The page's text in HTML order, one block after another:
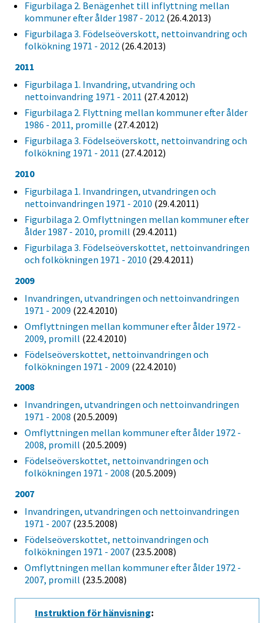
Figurbilaga 2. Benägenhet till inflyttning mellan
kommuner efter ålder 1987 - 2012 (26.4.2013)
Figurbilaga 3. Födelseöverskott, nettoinvandring och
folkökning 1971 - 2012 (26.4.2013)
2011
Figurbilaga 1. Invandring, utvandring och
nettoinvandring 1971 - 2011 (27.4.2012)
Figurbilaga 2. Flyttning mellan kommuner efter ålder
1986 - 2011, promille (27.4.2012)
Figurbilaga 3. Födelseöverskott, nettoinvandring och
folkökning 1971 - 2011 (27.4.2012)
2010
Figurbilaga 1. Invandringen, utvandringen och
nettoinvandringen 1971 - 2010 (29.4.2011)
Figurbilaga 2. Omflyttningen mellan kommuner efter
ålder 1987 - 2010, promill (29.4.2011)
Figurbilaga 3. Födelseöverskottet, nettoinvandringen
och folkökningen 1971 - 2010 (29.4.2011)
2009
Invandringen, utvandringen och nettoinvandringen
1971 - 2009 (22.4.2010)
Omflyttningen mellan kommuner efter ålder 1972 -
2009, promill (22.4.2010)
Födelseöverskottet, nettoinvandringen och
folkökningen 1971 - 2009 (22.4.2010)
2008
Invandringen, utvandringen och nettoinvandringen
1971 - 2008 (20.5.2009)
Omflyttningen mellan kommuner efter ålder 1972 -
2008, promill (20.5.2009)
Födelseöverskottet, nettoinvandringen och
folkökningen 1971 - 2008 (20.5.2009)
2007
Invandringen, utvandringen och nettoinvandringen
1971 - 2007 (23.5.2008)
Födelseöverskottet, nettoinvandringen och
folkökningen 1971 - 2007 (23.5.2008)
Omflyttningen mellan kommuner efter ålder 1972 -
2007, promill (23.5.2008)
Instruktion för hänvisning: